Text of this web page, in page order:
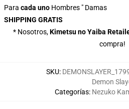
Para cada uno Hombres " Damas
SHIPPING GRATIS
* Nosotros,Kimetsu no Yaiba
compra!
SKU:
Categorías:
Demon
Nezuko